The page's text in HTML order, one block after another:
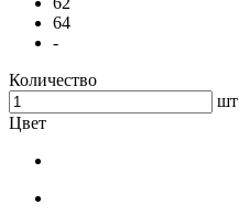
64
-
Количество
шт
Цвет